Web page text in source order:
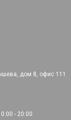
дом 8, офис 111
- 20:00